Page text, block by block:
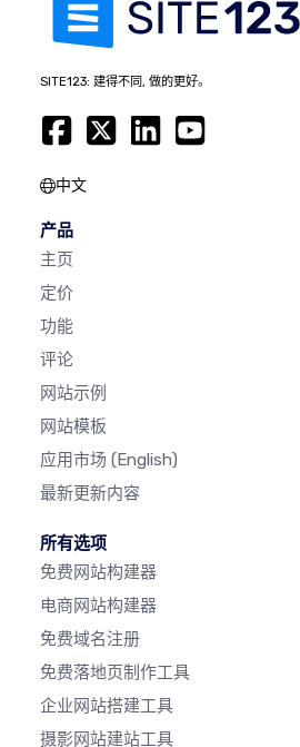
SITE123: 建得不同, 做的更好。
中文
产品
主页
定价
功能
评论
网站示例
网站模板
应用市场 (English)
最新更新内容
所有选项
免费网站构建器
电商网站构建器
免费域名注册
免费落地页制作工具
企业网站搭建工具
摄影网站建站工具